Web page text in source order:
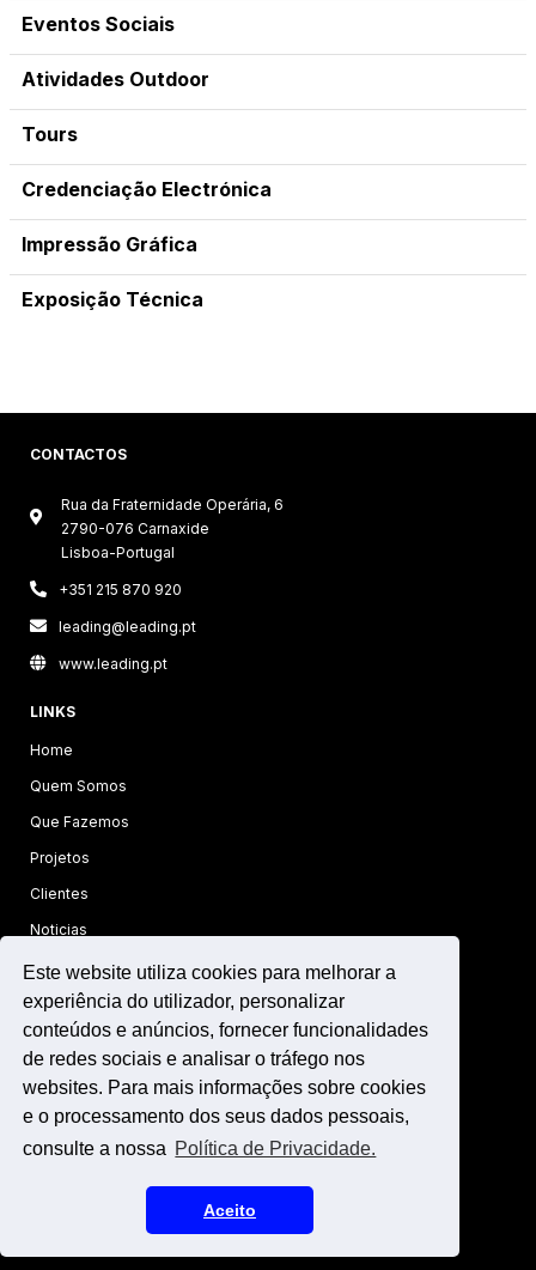
Este website utiliza cookies para melhorar a
experiência do utilizador, personalizar
conteúdos e anúncios, fornecer funcionalidades
de redes sociais e analisar o tráfego nos
websites. Para mais informações sobre cookies
e o processamento dos seus dados pessoais,
consulte a nossa Política de Privacidade.
Aceito
Eventos Sociais
Atividades Outdoor
Tours
Credenciação Electrónica
Impressão Gráfica
Exposição Técnica
CONTACTOS

Rua da Fraternidade Operária, 6
2790-076 Carnaxide
Lisboa-Portugal
 +351 215 870 920
 leading@leading.pt
 www.leading.pt
LINKS
Home
Quem Somos
Que Fazemos
Projetos
Clientes
Noticias
FOLLOW US
 Linkedin
 Facebook
 Instagram
Agência de Viagens - RNAVT 5895
2021 © Leading - People Connected